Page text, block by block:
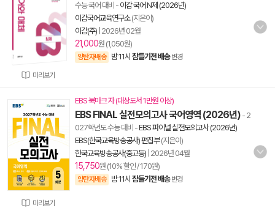
미리보기
수능 국어 대비 - 이감 국어 N제 (2026년)
이감국어교육연구소(지은이)
이감(주) 2026년 02월
21,000원 (1,050원)
양탄자배송 밤 11시 잠들기전 배송 변경
미리보기
EBS 북마크 자 (대상도서 1만원 이상)
EBS FINAL 실전모의고사 국어영역 (2026년) - 2
027학년도 수능 대비 -EBS 파이널 실전모의고사 (2026년)
EBS(한국교육방송공사) 편집부(지은이)
한국교육방송공사(중고등) 2026년 04월
15,750원 (10% 할인 / 170원)
양탄자배송 밤 11시 잠들기전 배송 변경